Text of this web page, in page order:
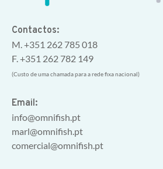
Contactos:
M. +351 262 785 018
F. +351 262 782 149
(Custo de uma chamada para a rede fixa nacional)
Email:
info@omnifish.pt
marl@omnifish.pt
comercial@omnifish.pt